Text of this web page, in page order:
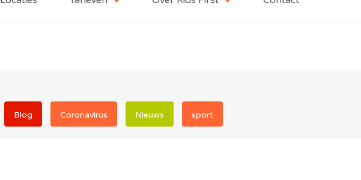
Blog Coronavirus Nieuws sport